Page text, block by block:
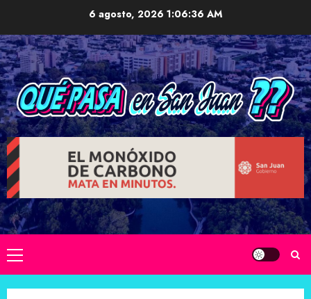
content
6 agosto, 20261:06:37 AM
Primary
Menu